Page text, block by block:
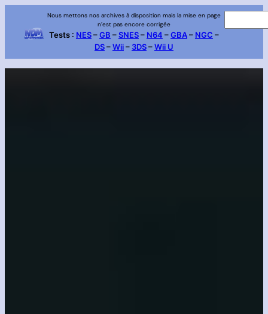
contenu
Nous mettons nos archives à disposition mais la mise en page
n’est pas encore corrigée
Tests : NES–GB –SNES– N64 –GBA– NGC –
DS–Wii– 3DS–Wii U